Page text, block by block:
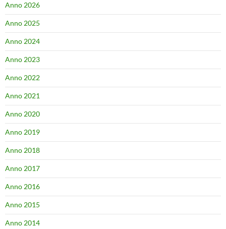
Anno 2026
Anno 2025
Anno 2024
Anno 2023
Anno 2022
Anno 2021
Anno 2020
Anno 2019
Anno 2018
Anno 2017
Anno 2016
Anno 2015
Anno 2014